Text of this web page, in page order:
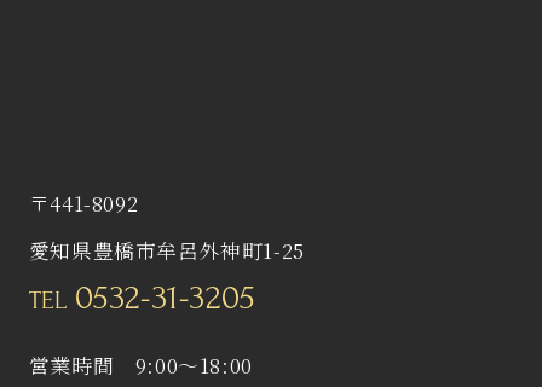
〒441-8092
愛知県豊橋市牟呂外神町1-25
TEL 0532-31-3205
営業時間 9:00〜18:00